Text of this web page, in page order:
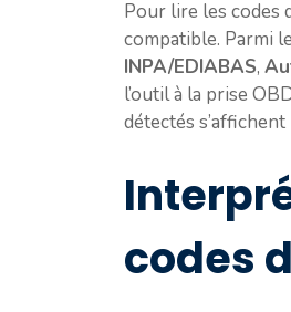
Pour lire les codes
compatible. Parmi
INPA/EDIABAS,
l’outil à la prise
détectés
codes